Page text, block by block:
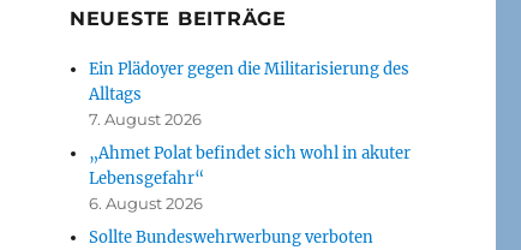
NEUESTE BEITRÄGE
Ein Plädoyer gegen die Militarisierung des
Alltags
7. August 2026
„Ahmet Polat befindet sich wohl in akuter
Lebensgefahr“
6. August 2026
Sollte Bundeswehrwerbung verboten